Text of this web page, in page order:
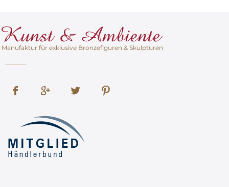
Manufaktur für exklusive Bronzefiguren & Skulpturen